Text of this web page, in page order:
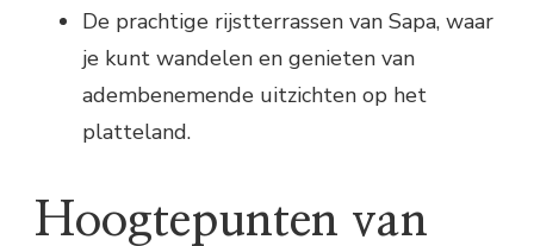
De prachtige rijstterrassen van Sapa, waar
je kunt wandelen en genieten van
adembenemende uitzichten op het
platteland.
Hoogtepunten van